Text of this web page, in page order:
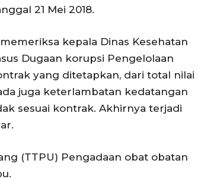
21 Mei 2018.
kepala Dinas Kesehatan
Dugaan korupsi Pengelolaan
yang ditetapkan, dari total nilai
juga keterlambatan kedatangan
sesuai kontrak. Akhirnya terjadi
(TTPU) Pengadaan obat obatan